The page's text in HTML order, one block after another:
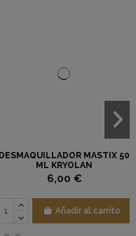
ESMALTE DE UÑAS ELINÉ
5,25 €
Añadir al
carrito